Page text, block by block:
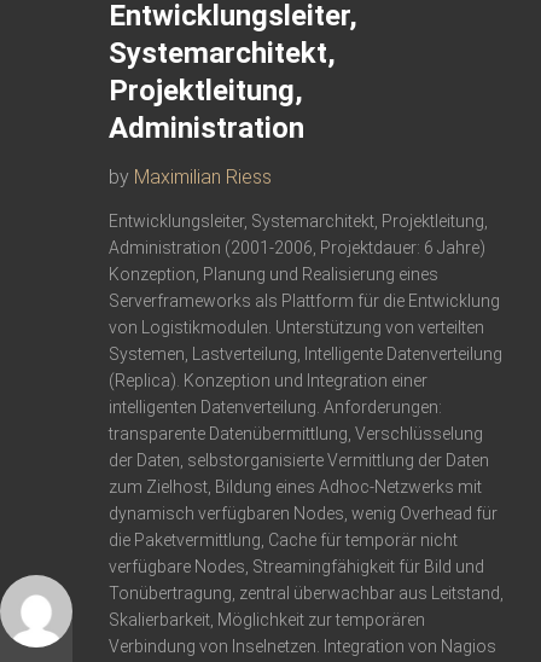
Entwicklungsleiter,
Systemarchitekt,
Projektleitung,
Administration
by Maximilian Riess
Entwicklungsleiter, Systemarchitekt, Projektleitung,
Administration (2001-2006, Projektdauer: 6 Jahre)
Konzeption, Planung und Realisierung eines
Serverframeworks als Plattform für die Entwicklung
von Logistikmodulen. Unterstützung von verteilten
Systemen, Lastverteilung, Intelligente Datenverteilung
(Replica). Konzeption und Integration einer
intelligenten Datenverteilung. Anforderungen:
transparente Datenübermittlung, Verschlüsselung
der Daten, selbstorganisierte Vermittlung der Daten
zum Zielhost, Bildung eines Adhoc-Netzwerks mit
dynamisch verfügbaren Nodes, wenig Overhead für
die Paketvermittlung, Cache für temporär nicht
verfügbare Nodes, Streamingfähigkeit für Bild und
Tonübertragung, zentral überwachbar aus Leitstand,
Skalierbarkeit, Möglichkeit zur temporären
Verbindung von Inselnetzen. Integration von Nagios